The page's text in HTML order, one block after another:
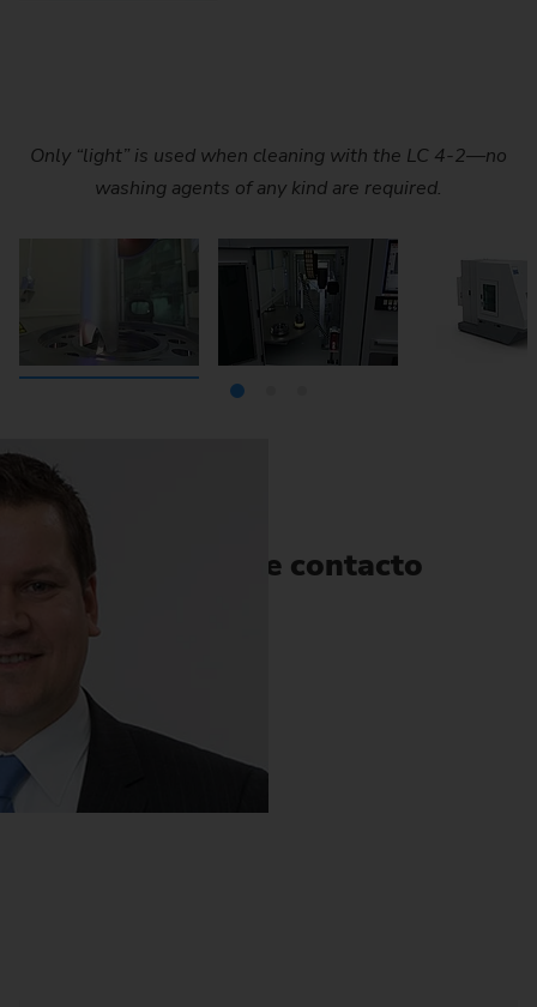
Only “light” is used when cleaning with the LC 4-2—no
washing agents of any kind are required.
The NC rotary indexing table ensures fast part
changeover and cycle times.
The LC 4-2 laser cleaning machine only requires 4.5
square meters of floor space.
Persona de contacto